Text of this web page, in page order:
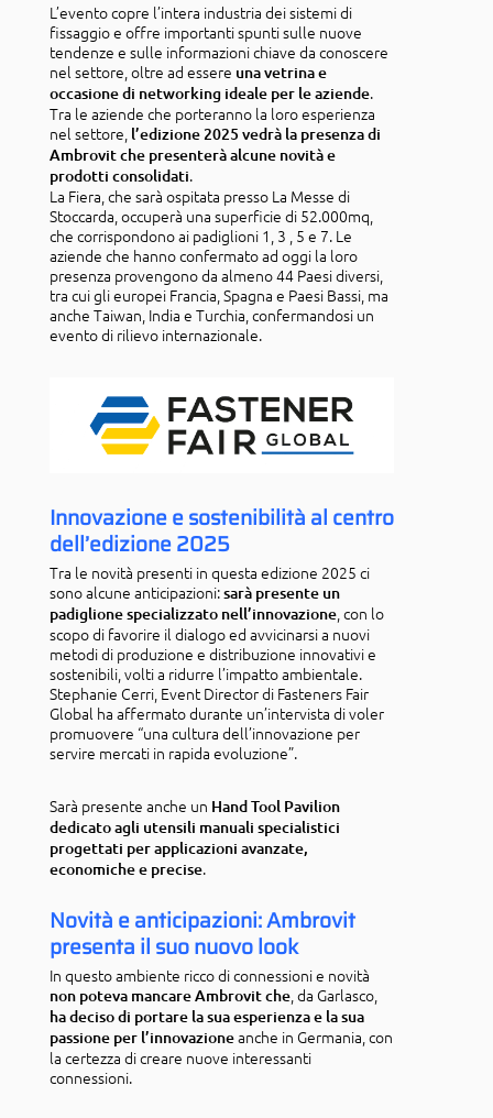
L’evento copre l’intera industria dei sistemi di
fissaggio e offre importanti spunti sulle nuove
tendenze e sulle informazioni chiave da conoscere
nel settore, oltre ad essere una vetrina e
occasione di networking ideale per le aziende.
Tra le aziende che porteranno la loro esperienza
nel settore, l’edizione 2025 vedrà la presenza di
Ambrovit che presenterà alcune novità e
prodotti consolidati.
La Fiera, che sarà ospitata presso La Messe di
Stoccarda, occuperà una superficie di 52.000mq,
che corrispondono ai padiglioni 1, 3 , 5 e 7. Le
aziende che hanno confermato ad oggi la loro
presenza provengono da almeno 44 Paesi diversi,
tra cui gli europei Francia, Spagna e Paesi Bassi, ma
anche Taiwan, India e Turchia, confermandosi un
evento di rilievo internazionale.
Innovazione e sostenibilità al centro
dell’edizione 2025
Tra le novità presenti in questa edizione 2025 ci
sono alcune anticipazioni:sarà presente un
padiglione specializzato nell’innovazione, con lo
scopo di favorire il dialogo ed avvicinarsi a nuovi
metodi di produzione e distribuzione innovativi e
sostenibili, volti a ridurre l’impatto ambientale.
Stephanie Cerri, Event Director di Fasteners Fair
Global ha affermato durante un’intervista di voler
promuovere “una cultura dell’innovazione per
servire mercati in rapida evoluzione”.
Sarà presente anche un Hand Tool Pavilion
dedicato agli utensili manuali specialistici
progettati per applicazioni avanzate,
economiche e precise.
Novità e anticipazioni: Ambrovit
presenta il suo nuovo look
In questo ambiente ricco di connessioni e novità
non poteva mancare Ambrovit che, da Garlasco,
ha deciso di portare la sua esperienza e la sua
passione per l’innovazioneanche in Germania, con
la certezza di creare nuove interessanti
connessioni.